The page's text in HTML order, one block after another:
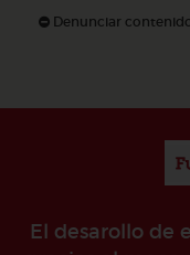
Denunciar
El desarollo de